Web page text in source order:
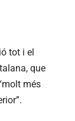
tot i el
que
més